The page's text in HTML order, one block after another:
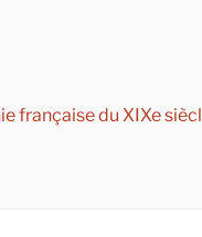
française du XIXe